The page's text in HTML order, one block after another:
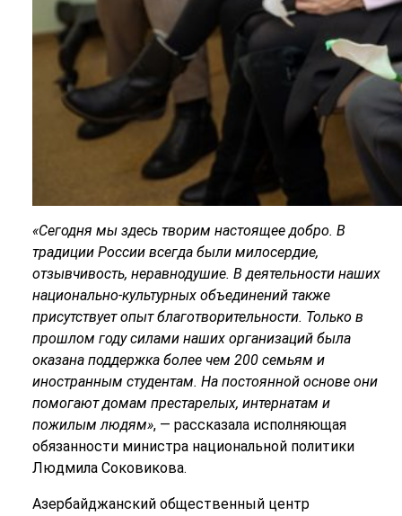
«Сегодня мы здесь творим настоящее добро. В
традиции России всегда были милосердие,
отзывчивость, неравнодушие. В деятельности наших
национально-культурных объединений также
присутствует опыт благотворительности. Только в
прошлом году силами наших организаций была
оказана поддержка более чем 200 семьям и
иностранным студентам. На постоянной основе они
помогают домам престарелых, интернатам и
пожилым людям», — рассказала исполняющая
обязанности министра национальной политики
Людмила Соковикова.
Азербайджанский общественный центр